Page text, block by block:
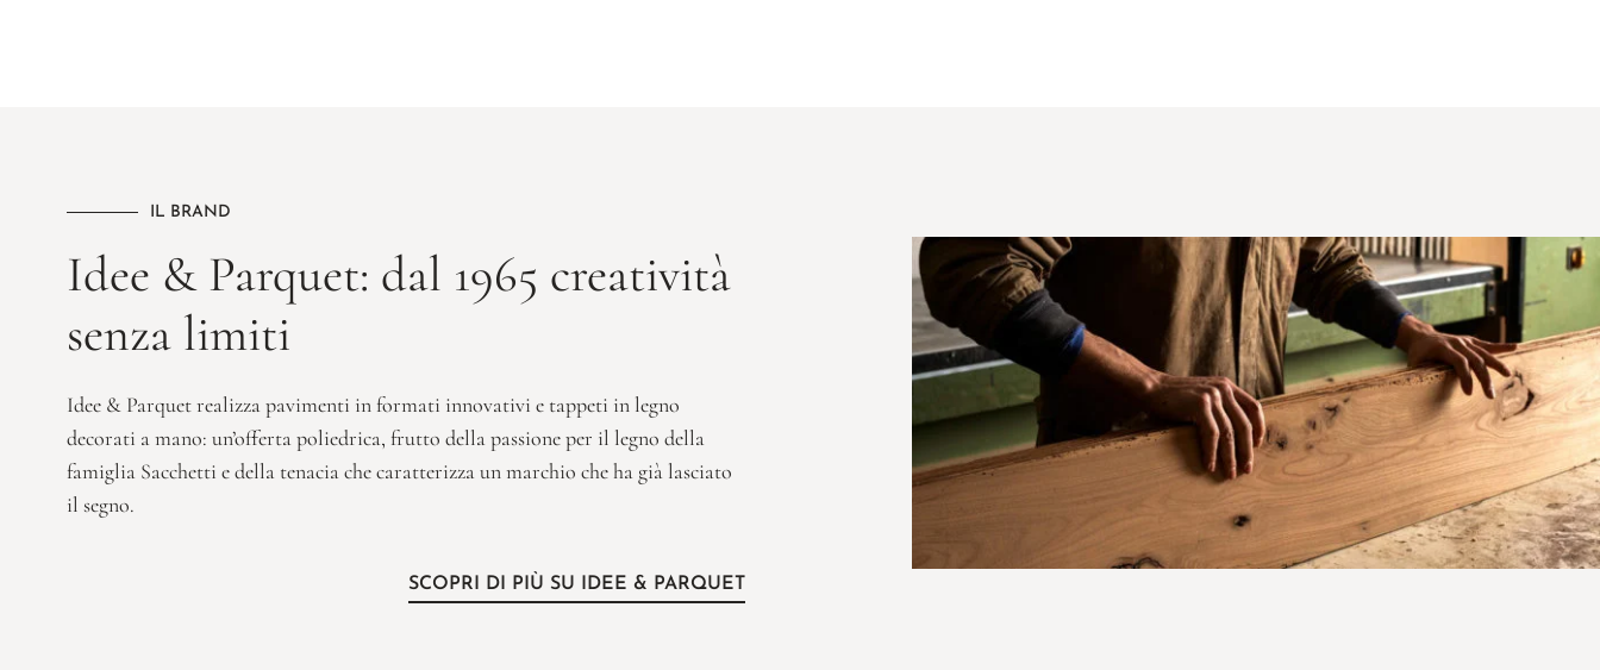
IL BRAND
Idee & Parquet: dal 1965 creatività
senza limiti
Idee & Parquet realizza pavimenti in formati innovativi e tappeti in legno
decorati a mano: un’offerta poliedrica, frutto della passione per il legno della
famiglia Sacchetti e della tenacia che caratterizza un marchio che ha già lasciato
il segno.
SCOPRI DI PIÙ SU IDEE & PARQUET